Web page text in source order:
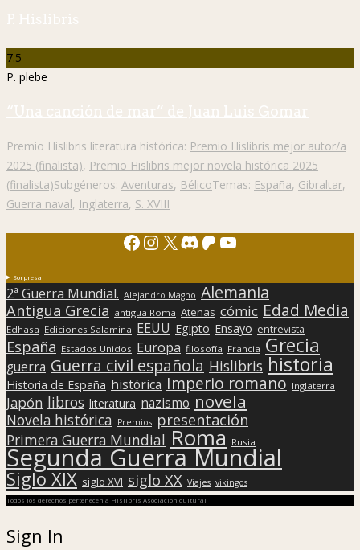
P. Hislibris
7.5
P. plebe
“Una canción de mar” de Juan Luis Gomar
Premio Hislibris literatura histórica: Premio Hislibris mejor autor/a
2025 (finalista), Premio Hislibris mejor novela histórica 2025
(finalista)Subgéneros: Aventuras, BélicoTemas: España, Gibraltar,
Guerra naval, Inglaterra, S. XVIII
Facebook
Instagram
X Discord
Patreon
YouTube
Sorpresa
2ª Guerra Mundial. Alejandro Magno Alemania
Antigua Grecia antigua Roma Atenas cómic Edad Media
Edhasa Ediciones Salamina EEUU Egipto Ensayo entrevista
España Estados Unidos Europa filosofía Francia Grecia
guerra Guerra civil española Hislibris historia
Historia de España histórica Imperio romano Inglaterra
Japón libros literatura nazismo novela
Novela histórica Premios presentación
Primera Guerra Mundial Roma Rusia
Segunda Guerra Mundial
Siglo XIX siglo XVI siglo XX Viajes vikingos
Todos los derechos pertenecen a Hislibris Asociación cultural
Sign In